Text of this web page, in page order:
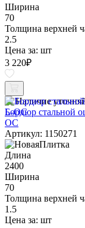
Ширина
70
Толщина верхней
2.5
Цена за: шт
3 220₽
Наличие
Бордюр стальной
ОС
Артикул: 1150271
Длина
2400
Ширина
70
Толщина верхней
1.5
Цена за: шт